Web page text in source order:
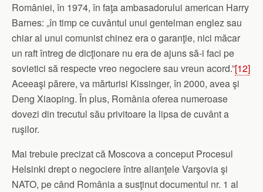
României, în 1974, în faţa ambasadorului american Harry
Barnes: „în timp ce cuvântul unui gentelman englez sau
chiar al unui comunist chinez era o garanţie, nici măcar
un raft întreg de dicţionare nu era de ajuns să-i faci pe
sovietici să respecte vreo negociere sau vreun acord.”[12]
Aceeaşi părere, va mărturisi Kissinger, în 2000, avea şi
Deng Xiaoping. În plus, România oferea numeroase
dovezi din trecutul său privitoare la lipsa de cuvânt a
ruşilor.
Mai trebuie precizat că Moscova a conceput Procesul
Helsinki drept o negociere între alianţele Varşovia şi
NATO, pe când România a susţinut documentul nr. 1 al